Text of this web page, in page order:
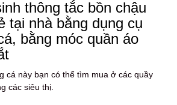
thông tắc bồn chậu
tại nhà bằng dụng cụ
bằng móc quần áo
cá này bạn có thể tìm mua ở các quầy
các siêu thị.